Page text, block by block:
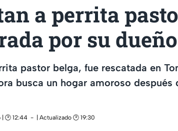
a perrita
por su
pastor belga, fue rescatada en
busca un hogar amoroso después
🕑 12:44
| Actualizado 🕑 19:30